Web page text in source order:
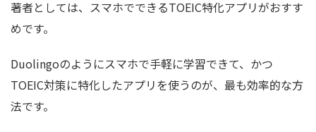
著者としては、スマホでできるTOEIC特化アプリがおすす
めです。
Duolingoのようにスマホで手軽に学習できて、かつ
TOEIC対策に特化したアプリを使うのが、最も効率的な方
法です。